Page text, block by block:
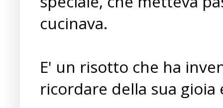
cucinava.
E' un risotto che ha
ricordare della sua gioia